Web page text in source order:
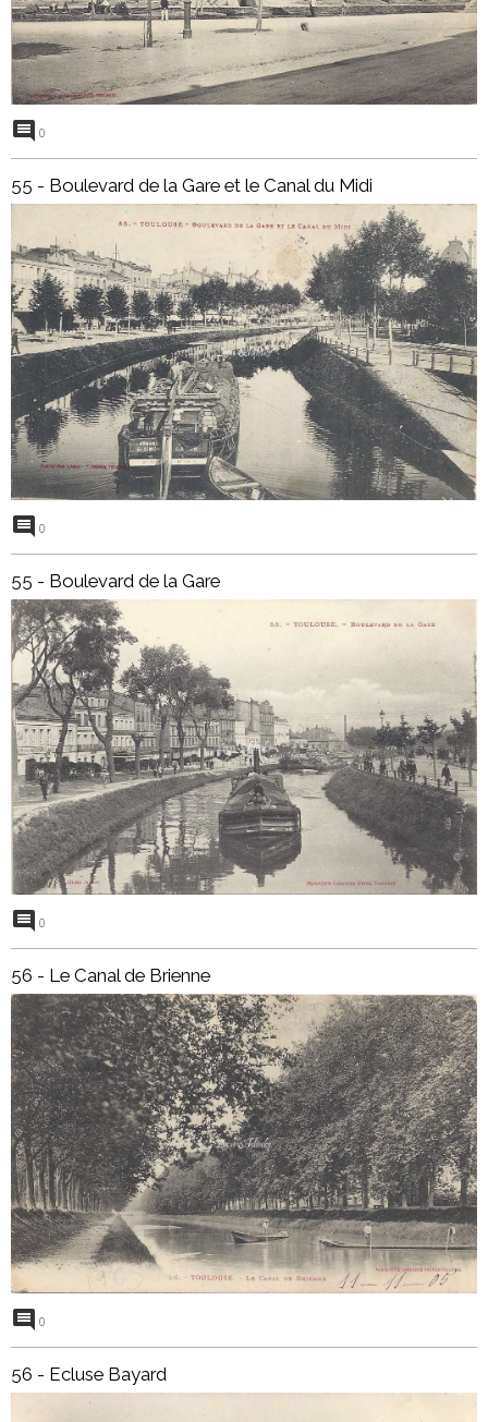
0
55 - Boulevard de la Gare et le Canal du Midi
0
55 - Boulevard de la Gare
0
56 - Le Canal de Brienne
0
56 - Ecluse Bayard